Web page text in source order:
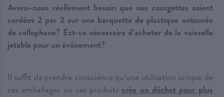
Avons-nous réellement besoin que nos courgettes soient
cordées 2 par 2 sur une barquette de plastique entourée
de cellophane? Est-ce nécessaire d’acheter de la vaisselle
jetable pour un événement?
Il suffit de prendre conscience qu’une utilisation unique de
ces emballages ou ces produits crée un déchet pour plus